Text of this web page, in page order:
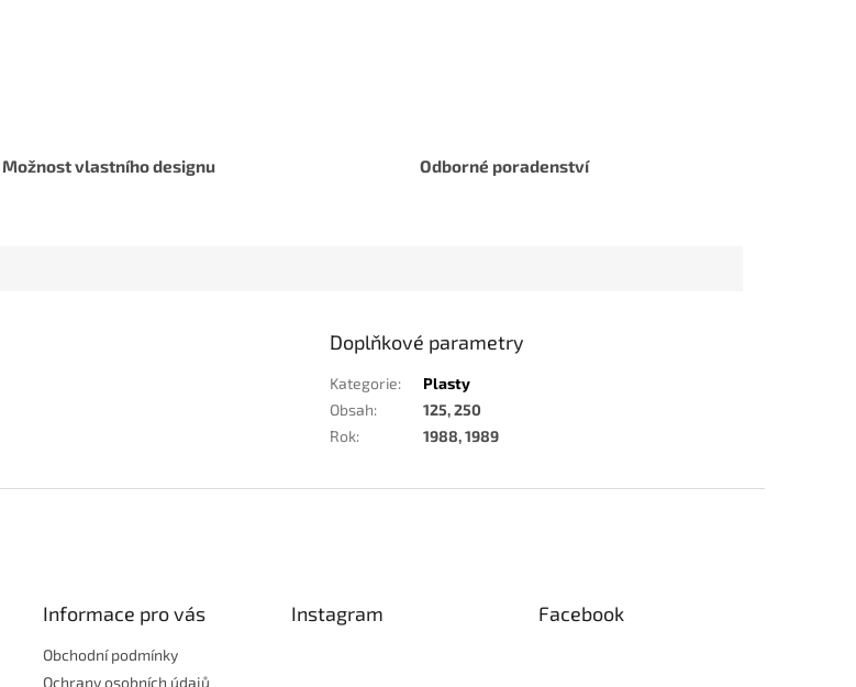
Možnost vlastního designu Odborné poradenství
Doplňkové parametry
Kategorie:
Plasty
Obsah:
125, 250
Rok: 1988, 1989
Informace pro vás
Obchodní podmínky
Ochrany osobních údajů
Instagram Facebook